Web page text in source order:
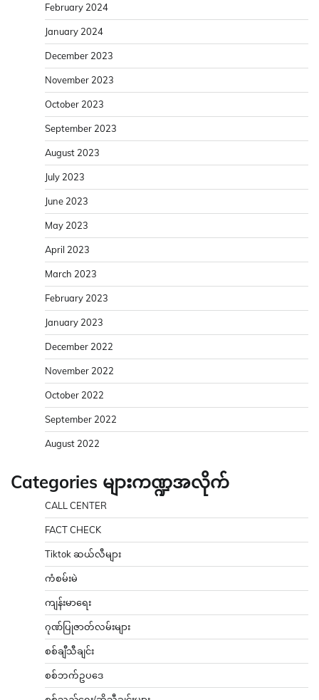
February 2024
January 2024
December 2023
November 2023
October 2023
September 2023
August 2023
July 2023
June 2023
May 2023
April 2023
March 2023
February 2023
January 2023
December 2022
November 2022
October 2022
September 2022
August 2022
Categories များကဏ္ဍအလိုက်
CALL CENTER
FACT CHECK
Tiktok ဆယ်လီများ
ကံစမ်းမဲ
ကျန်းမာရေး
ဂုဏ်ပြုဇာတ်လမ်းများ
စစ်ချီသီချင်း
စစ်ဘက်ဥပဒေ